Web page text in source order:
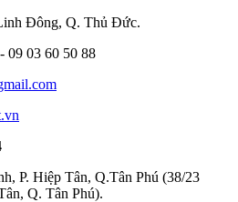
Đông, Q. Thủ Đức.
09 03 60 50 88
P. Hiệp Tân, Q.Tân Phú (38/23
Q. Tân Phú).